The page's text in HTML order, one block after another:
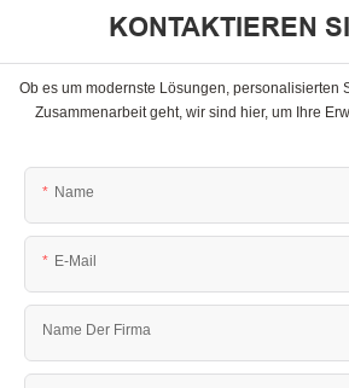
KONTAKTIEREN
Ob es um modernste Lösungen, personalisierten
Zusammenarbeit geht, wir sind hier, um Ihre
Name
E-Mail
Name Der Firma